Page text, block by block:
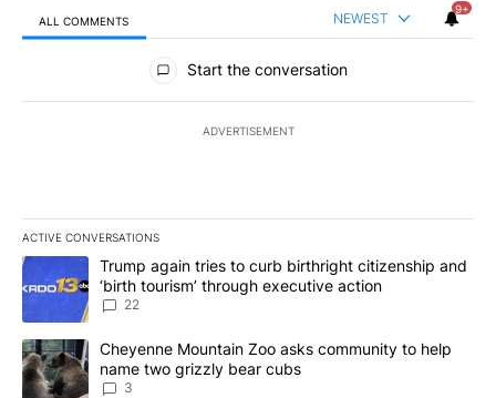
ALL COMMENTS NEWEST
9+
All Comments
Start the conversation
ADVERTISEMENT
ACTIVE CONVERSATIONS
The following is a list of the most commented articles in the last
A trending article titled "Trump again tries to curb birthright
Trump again tries to curb birthright citizenship and
‘birth tourism’ through executive action
22
A trending article titled "Cheyenne Mountain Zoo asks
Cheyenne Mountain Zoo asks community to help
name two grizzly bear cubs
3